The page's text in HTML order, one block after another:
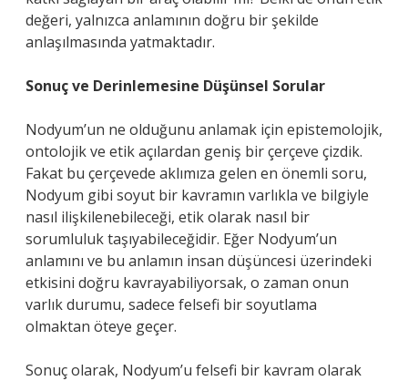
değeri, yalnızca anlamının doğru bir şekilde
anlaşılmasında yatmaktadır.
Sonuç ve Derinlemesine Düşünsel Sorular
Nodyum’un ne olduğunu anlamak için epistemolojik,
ontolojik ve etik açılardan geniş bir çerçeve çizdik.
Fakat bu çerçevede aklımıza gelen en önemli soru,
Nodyum gibi soyut bir kavramın varlıkla ve bilgiyle
nasıl ilişkilenebileceği, etik olarak nasıl bir
sorumluluk taşıyabileceğidir. Eğer Nodyum’un
anlamını ve bu anlamın insan düşüncesi üzerindeki
etkisini doğru kavrayabiliyorsak, o zaman onun
varlık durumu, sadece felsefi bir soyutlama
olmaktan öteye geçer.
Sonuç olarak, Nodyum’u felsefi bir kavram olarak